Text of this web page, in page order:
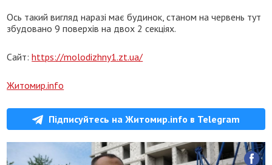
Ось такий вигляд наразі має будинок, станом на червень тут
збудовано 9 поверхів на двох 2 секціях.
Сайт:https://molodizhny1.zt.ua/
Житомир.info
Підписуйтесь на Житомир.info в Telegram